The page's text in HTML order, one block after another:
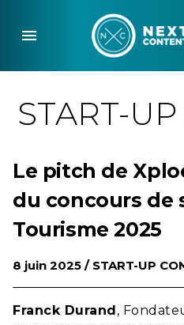
content
menu
START-
Le pitch de
du concours de
Tourisme 2025
8 juin 2025 / START-UP
Franck Durand,